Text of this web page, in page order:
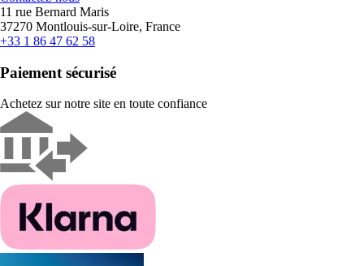
11 rue Bernard Maris
37270 Montlouis-sur-Loire, France
+33 1 86 47 62 58
Paiement sécurisé
Achetez sur notre site en toute confiance